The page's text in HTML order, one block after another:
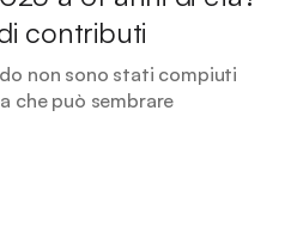
contributi
non sono stati compiuti
che può sembrare